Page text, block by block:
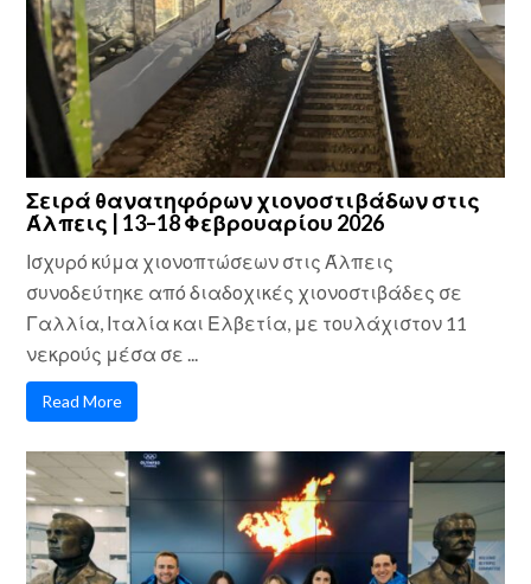
Σειρά θανατηφόρων χιονοστιβάδων στις
Άλπεις | 13–18 Φεβρουαρίου 2026
Ισχυρό κύμα χιονοπτώσεων στις Άλπεις
συνοδεύτηκε από διαδοχικές χιονοστιβάδες σε
Γαλλία, Ιταλία και Ελβετία, με τουλάχιστον 11
νεκρούς μέσα σε ...
Read More